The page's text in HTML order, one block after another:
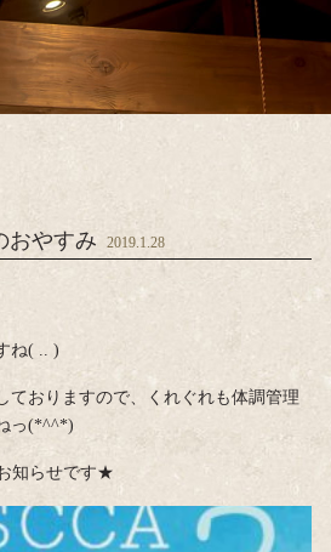
おやすみ 2019.1.28
ね( .. )
ておりますので、くれぐれも体調管理
っ(*^^*)
知らせです★